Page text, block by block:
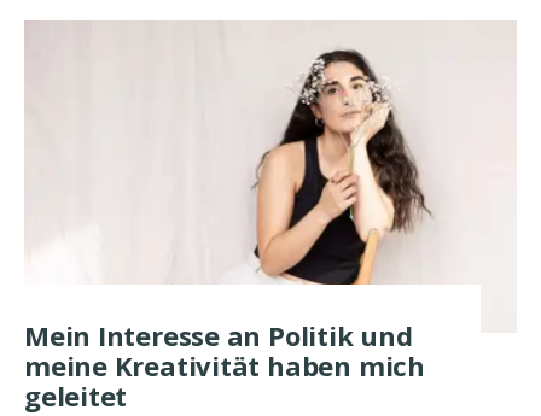
Mein Interesse an Politik und
meine Kreativität haben mich
geleitet